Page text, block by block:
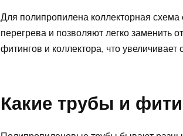
Для полипропилена коллекторная
перегрева и позволяют легко заменить
фитингов и коллектора, что
Какие трубы и